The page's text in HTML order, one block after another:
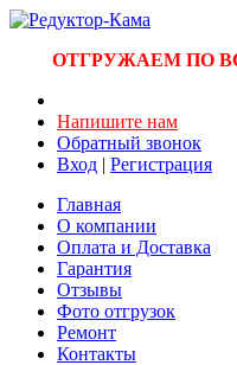
ОТГРУЖАЕМ ПО
Напишите нам
Обратный звонок
Вход | Регистрация
Главная
О компании
Оплата и Доставка
Гарантия
Отзывы
Фото отгрузок
Ремонт
Контакты